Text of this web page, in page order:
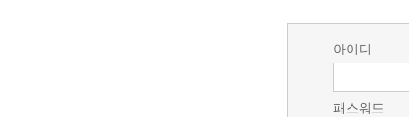
아이디
패스워드